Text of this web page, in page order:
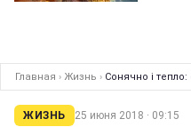
Главная › Жизнь › Сонячно і
ЖИЗНЬ 25 июня 2018 · 09:15